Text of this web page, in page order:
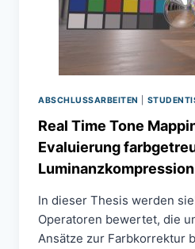
ABSCHLUSSARBEITEN
Real Time Tone
Evaluierung
Luminanzkompression
In dieser Thesis werden
Operatoren bewertet, die
Ansätze zur Farbkorrektur